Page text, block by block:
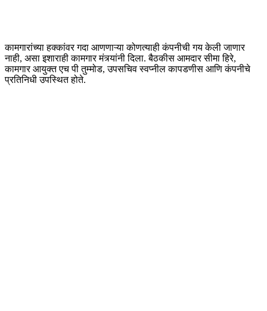
कामगारांच्या हक्कांवर गदा आणणाऱ्या कोणत्याही कंपनीची गय केली जाणार
नाही, असा इशाराही कामगार मंत्र्यांनी दिला. बैठकीस आमदार सीमा हिरे,
कामगार आयुक्त एच पी तुम्मोड, उपसचिव स्वप्नील कापडणीस आणि कंपनीचे
प्रतिनिधी उपस्थित होते.